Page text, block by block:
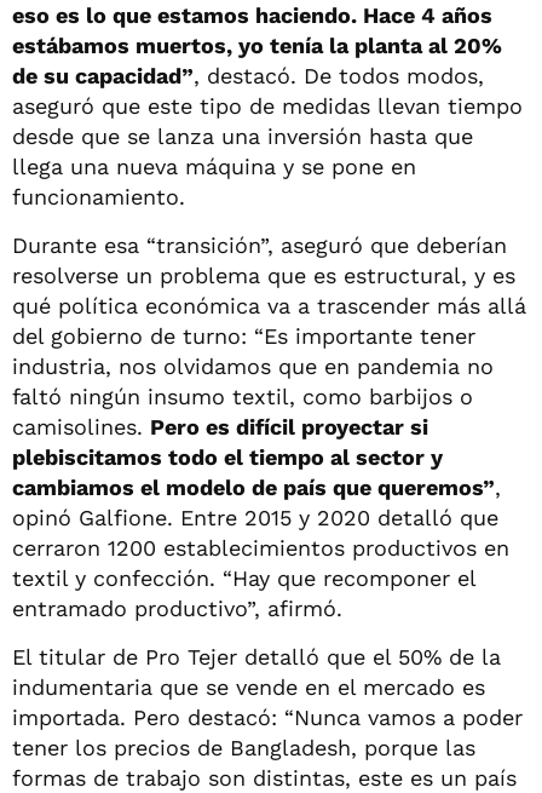
eso es lo que estamos haciendo. Hace 4 años
estábamos muertos, yo tenía la planta al 20%
de su capacidad”, destacó. De todos modos,
aseguró que este tipo de medidas llevan tiempo
desde que se lanza una inversión hasta que
llega una nueva máquina y se pone en
funcionamiento.
Durante esa “transición”, aseguró que deberían
resolverse un problema que es estructural, y es
qué política económica va a trascender más allá
del gobierno de turno: “Es importante tener
industria, nos olvidamos que en pandemia no
faltó ningún insumo textil, como barbijos o
camisolines. Pero es difícil proyectar si
plebiscitamos todo el tiempo al sector y
cambiamos el modelo de país que queremos”,
opinó Galfione. Entre 2015 y 2020 detalló que
cerraron 1200 establecimientos productivos en
textil y confección. “Hay que recomponer el
entramado productivo”, afirmó.
El titular de Pro Tejer detalló que el 50% de la
indumentaria que se vende en el mercado es
importada. Pero destacó: “Nunca vamos a poder
tener los precios de Bangladesh, porque las
formas de trabajo son distintas, este es un país